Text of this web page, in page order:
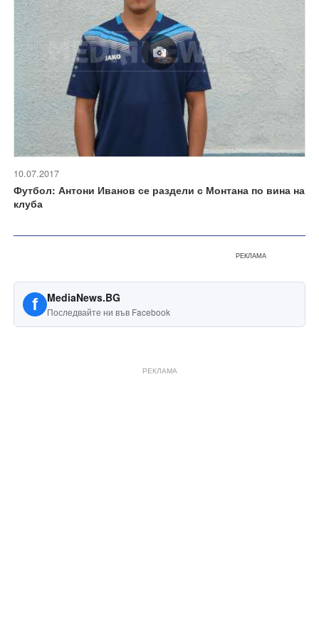
10.07.2017
Футбол: Антони Иванов се раздели с Монтана по вина на
клуба
РЕКЛАМА
f MediaNews.BG
Последвайте ни във Facebook
РЕКЛАМА